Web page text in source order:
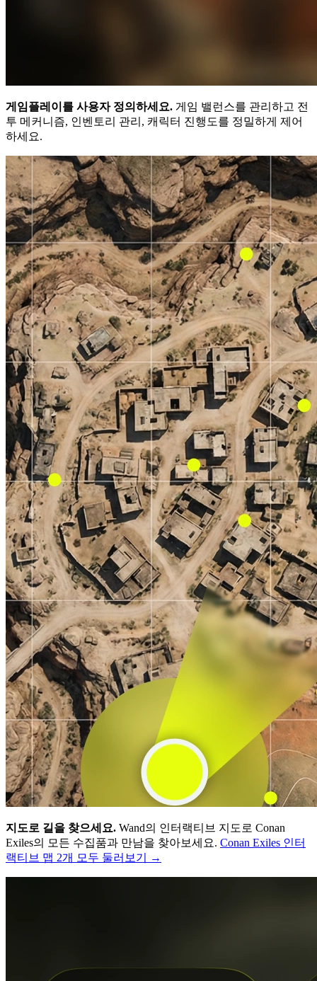
게임플레이를 사용자 정의하세요. 게임 밸런스를 관리하고 전
투 메커니즘, 인벤토리 관리, 캐릭터 진행도를 정밀하게 제어
하세요.
지도로 길을 찾으세요. Wand의 인터랙티브 지도로 Conan
Exiles의 모든 수집품과 만남을 찾아보세요. Conan Exiles 인터
랙티브 맵 2개 모두 둘러보기 →